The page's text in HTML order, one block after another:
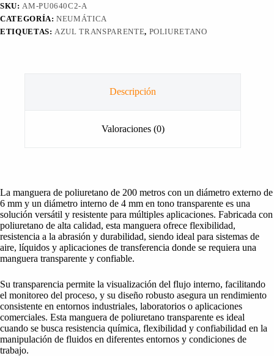
4mm
Transparente
cantidad
SKU: AM-PU0640C2-A
CATEGORÍA:NEUMÁTICA
ETIQUETAS: AZUL TRANSPARENTE, POLIURETANO
Descripción
Valoraciones (0)
La manguera de poliuretano de 200 metros con un diámetro externo de
6 mm y un diámetro interno de 4 mm en tono transparente es una
solución versátil y resistente para múltiples aplicaciones. Fabricada con
poliuretano de alta calidad, esta manguera ofrece flexibilidad,
resistencia a la abrasión y durabilidad, siendo ideal para sistemas de
aire, líquidos y aplicaciones de transferencia donde se requiera una
manguera transparente y confiable.
Su transparencia permite la visualización del flujo interno, facilitando
el monitoreo del proceso, y su diseño robusto asegura un rendimiento
consistente en entornos industriales, laboratorios o aplicaciones
comerciales. Esta manguera de poliuretano transparente es ideal
cuando se busca resistencia química, flexibilidad y confiabilidad en la
manipulación de fluidos en diferentes entornos y condiciones de
trabajo.